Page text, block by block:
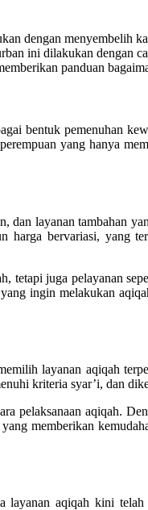
dengan menyembelih
ini dilakukan dengan
panduan
bentuk pemenuhan
yang hanya
layanan tambahan
bervariasi, yang
juga pelayanan
ingin melakukan
layanan aqiqah
kriteria syar’i, dan
pelaksanaan aqiqah.
memberikan
aqiqah kini telah